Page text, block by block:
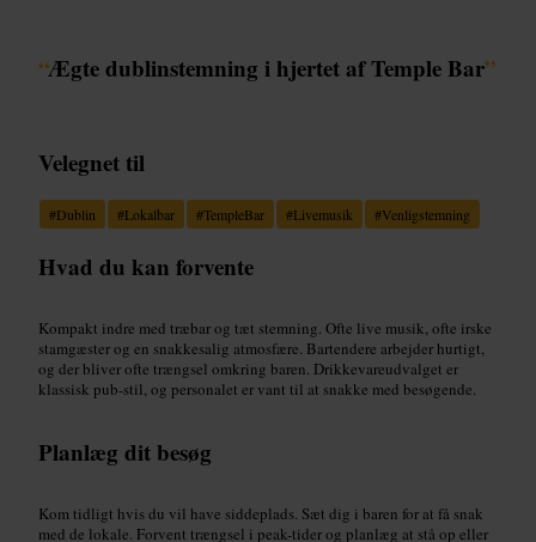
“Ægte dublinstemning i hjertet af Temple Bar”
Velegnet til
#Dublin #Lokalbar #TempleBar #Livemusik #Venligstemning
Hvad du kan forvente
Kompakt indre med træbar og tæt stemning. Ofte live musik, ofte irske
stamgæster og en snakkesalig atmosfære. Bartendere arbejder hurtigt,
og der bliver ofte trængsel omkring baren. Drikkevareudvalget er
klassisk pub-stil, og personalet er vant til at snakke med besøgende.
Planlæg dit besøg
Kom tidligt hvis du vil have siddeplads. Sæt dig i baren for at få snak
med de lokale. Forvent trængsel i peak-tider og planlæg at stå op eller